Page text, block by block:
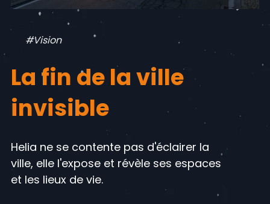
#Vision
La fin de la ville
invisible
Helia ne se contente pas d'éclairer la
ville, elle l'expose et révèle ses espaces
et les lieux de vie.